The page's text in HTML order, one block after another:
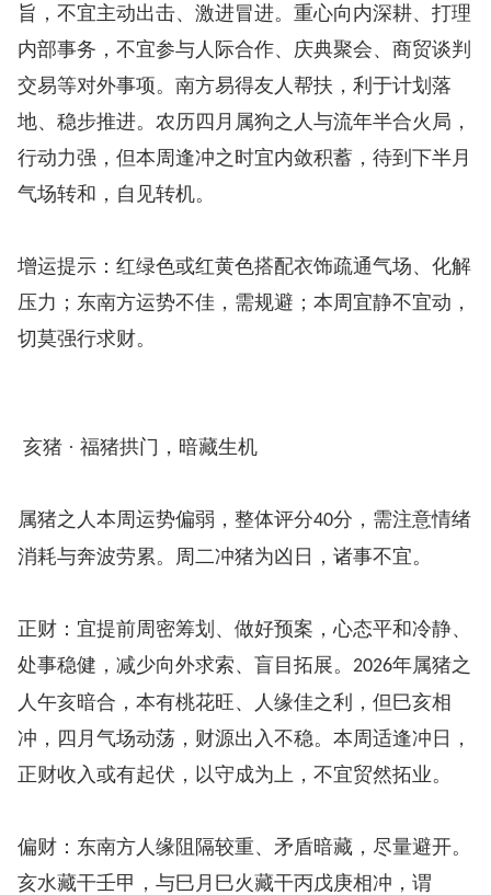
旨，不宜主动出击、激进冒进。重心向内深耕、打理
内部事务，不宜参与人际合作、庆典聚会、商贸谈判
交易等对外事项。南方易得友人帮扶，利于计划落
地、稳步推进。农历四月属狗之人与流年半合火局，
行动力强，但本周逢冲之时宜内敛积蓄，待到下半月
气场转和，自见转机。
增运提示：红绿色或红黄色搭配衣饰疏通气场、化解
压力；东南方运势不佳，需规避；本周宜静不宜动，
切莫强行求财。
亥猪 · 福猪拱门，暗藏生机
属猪之人本周运势偏弱，整体评分40分，需注意情绪
消耗与奔波劳累。周二冲猪为凶日，诸事不宜。
正财：宜提前周密筹划、做好预案，心态平和冷静、
处事稳健，减少向外求索、盲目拓展。 2026年属猪之
人午亥暗合，本有桃花旺、人缘佳之利，但巳亥相
冲，四月气场动荡，财源出入不稳。本周适逢冲日，
正财收入或有起伏，以守成为上，不宜贸然拓业。
偏财：东南方人缘阻隔较重、矛盾暗藏，尽量避开。
亥水藏干壬甲，与巳月巳火藏干丙戊庚相冲，谓